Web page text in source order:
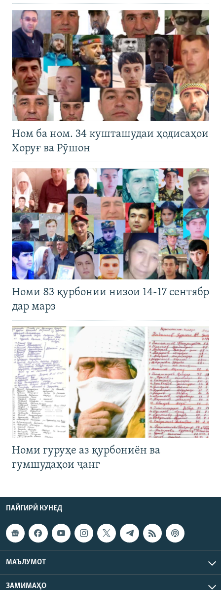
Ном ба ном. 34 кушташудаи ҳодисаҳои
Хоруғ ва Рӯшон
Номи 83 қурбонии низои 14-17 сентябр
дар марз
Номи гуруҳе аз қурбониён ва
гумшудаҳои ҷанг
ПАЙГИРӢ КУНЕД
МАЪЛУМОТ
ЗАМИМАҲО